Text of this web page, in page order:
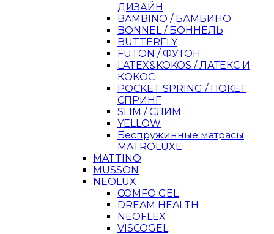
ДИЗАЙН
BAMBINO / БАМБИНО
BONNEL / БОННЕЛЬ
BUTTERFLY
FUTON / ФУТОН
LATEX&KOKOS / ЛАТЕКС И
КОКОС
POCKET SPRING / ПОКЕТ
СПРИНГ
SLIM / СЛИМ
YELLOW
Беспружинные матрасы
MATROLUXE
MATTINO
MUSSON
NEOLUX
COMFO GEL
DREAM HEALTH
NEOFLEX
VISCOGEL